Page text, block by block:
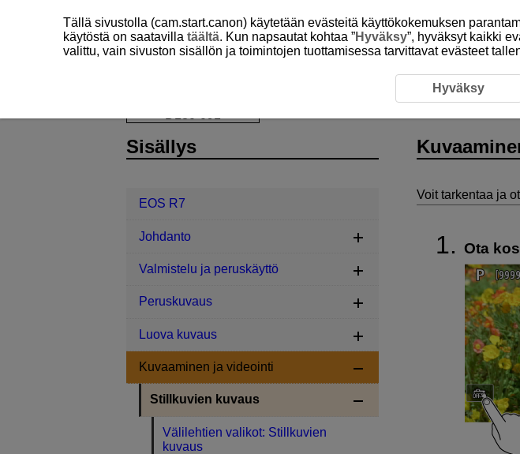
Stillkuvien kuvaus
Voit tarkentaa ja
Ota
Sisällys
EOS R7
Johdanto
Valmistelu ja peruskäyttö
Peruskuvaus
Luova kuvaus
Kuvaaminen ja videointi
Stillkuvien kuvaus
Välilehtien valikot: Stillkuvien
kuvaus
Tällä sivustolla (cam.start.canon) käytetään evästeitä käyttökokemuksen
käytöstä on saatavilla täältä. Kun napsautat kohtaa ”Hyväksy”, hyväksyt kaikki
valittu, vain sivuston sisällön ja toimintojen tuottamisessa tarvittavat evästeet
Hyväksy